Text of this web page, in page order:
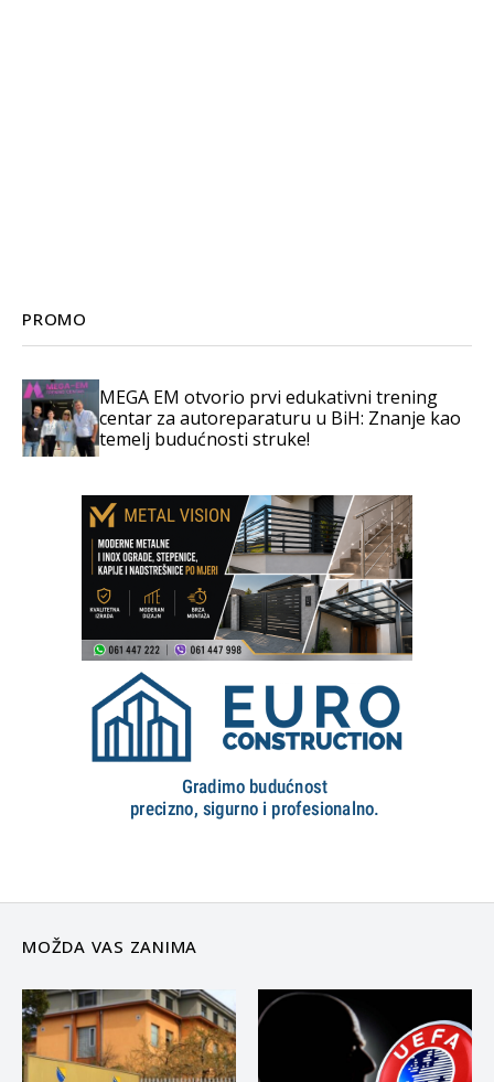
PROMO
MEGA EM otvorio prvi edukativni trening
centar za autoreparaturu u BiH: Znanje kao
temelj budućnosti struke!
MOŽDA VAS ZANIMA